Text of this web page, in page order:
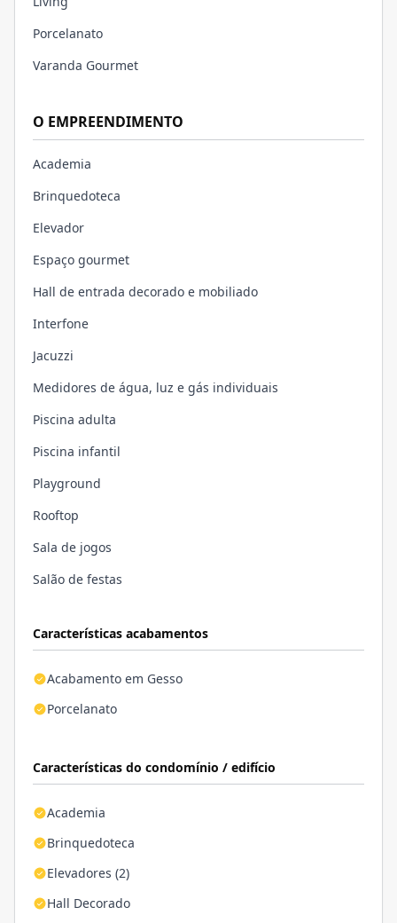
Características acabamentos
Acabamento em Gesso
Porcelanato
Características do condomínio / edifício
Academia
Brinquedoteca
Elevadores (2)
Hall Decorado
Porcelanato
Varanda Gourmet
O EMPREENDIMENTO
Academia
Brinquedoteca
Elevador
Espaço gourmet
Hall de entrada decorado e mobiliado
Interfone
Jacuzzi
Medidores de água, luz e gás individuais
Piscina adulta
Piscina infantil
Playground
Rooftop
Sala de jogos
Salão de festas